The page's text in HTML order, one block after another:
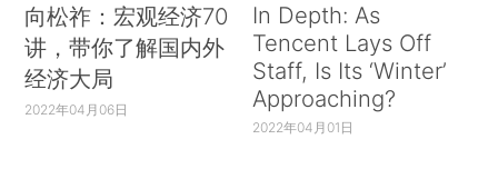
向松祚：宏观经济70
讲，带你了解国内外
经济大局
2022年04月06日
In Depth: As
Tencent Lays Off
Staff, Is Its ‘Winter’
Approaching?
2022年04月01日